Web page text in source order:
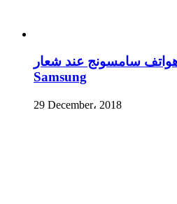
سامسونج عند شعار
Samsung
29 December، 2018